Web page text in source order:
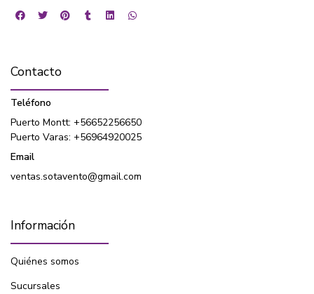
Contacto
Teléfono
Puerto Montt: +56652256650
Puerto Varas: +56964920025
Email
ventas.sotavento@gmail.com
Información
Quiénes somos
Sucursales